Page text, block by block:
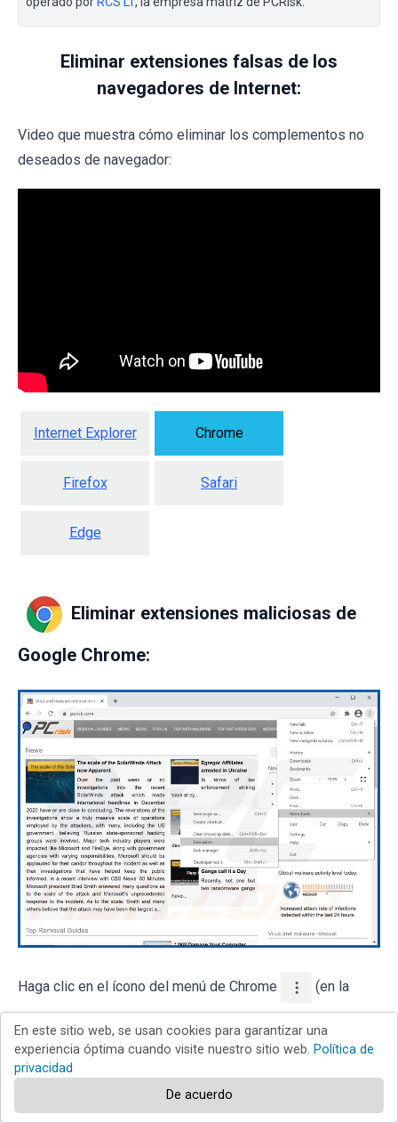
Eliminar extensiones falsas de los
navegadores de Internet:
Video que muestra cómo eliminar los complementos no
deseados de navegador:
Internet Explorer Chrome
Firefox Safari
Edge
Eliminar extensiones maliciosas de
Google Chrome:
Haga clic en el ícono del menú de Chrome (en la
esquina superior derecha de Google Chrome), seleccione
"Más herramientas" y haga clic en "Extensiones". Localice
todos los complementos de navegador sospechosos
recientemente instalados, y elimínelos.
En este sitio web, se usan cookies para garantizar una
experiencia óptima cuando visite nuestro sitio web. Política de
privacidad
De acuerdo